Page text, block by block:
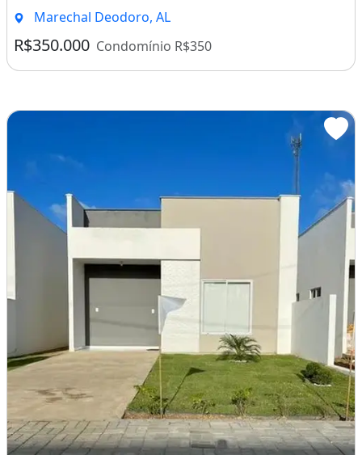
Marechal Deodoro, AL
R$350.000 Condomínio R$350